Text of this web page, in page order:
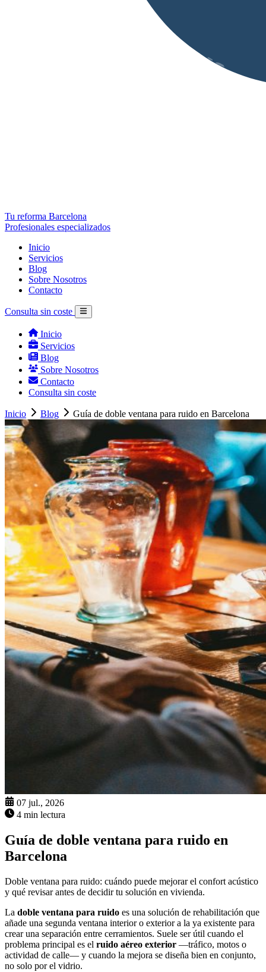
Tu reforma Barcelona
Profesionales especializados
Inicio
Servicios
Blog
Sobre Nosotros
Contacto
Consulta sin coste
Inicio
Servicios
Blog
Sobre Nosotros
Contacto
Consulta sin coste
Inicio Blog Guía de doble ventana para ruido en Barcelona
07 jul., 2026
4 min lectura
Guía de doble ventana para ruido en
Barcelona
Doble ventana para ruido: cuándo puede mejorar el confort acústico
y qué revisar antes de decidir tu solución en vivienda.
La doble ventana para ruido es una solución de rehabilitación que
añade una segunda ventana interior o exterior a la ya existente para
crear una separación entre cerramientos. Suele ser útil cuando el
problema principal es el ruido aéreo exterior —tráfico, motos o
actividad de calle— y cuando la mejora se diseña bien en conjunto,
no solo por el vidrio.